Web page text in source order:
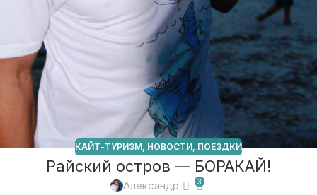
КАЙТ-ТУРИЗМ НОВОСТИ ПОЕЗДКИ
Райский остров — БОРАКАЙ!
Александр 3